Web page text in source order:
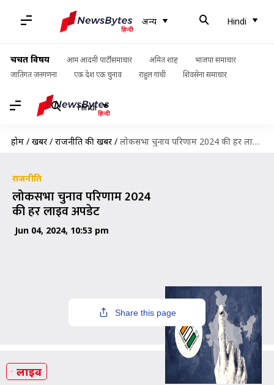
अन्य Hindi
चर्चित विषय आम आदमी पार्टी समाचार अमित शाह
भाजपा समाचार
जातिगत जनगणना
एक देश एक चुनाव राहुल गांधी शिवसेना समाचार
Hindi
होम / खबरें / राजनीति की खबरें / लोकसभा चुनाव परिणाम 2024 की हर लाइव अपडेट
राजनीति
लोकसभा चुनाव परिणाम 2024
की हर लाइव अपडेट
Jun 04, 2024, 10:53 pm
Share this page
लाइव